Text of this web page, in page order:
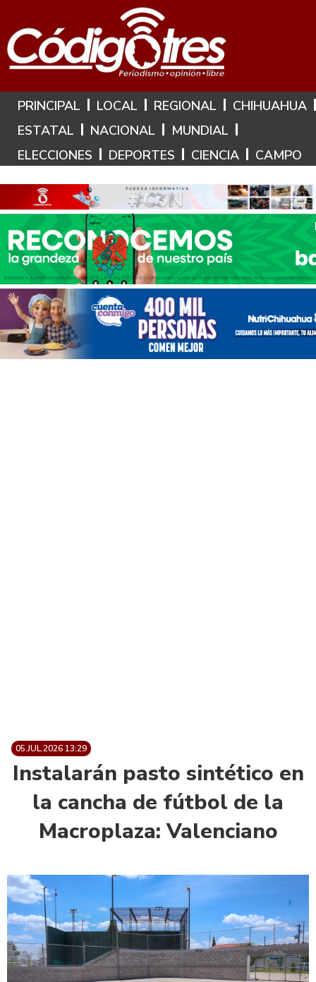
Hoy es: 8 de Agosto de 2026
PRINCIPAL LOCAL REGIONAL
CHIHUAHUA
ESTATAL
NACIONAL
MUNDIAL
ELECCIONES
DEPORTES CIENCIA CAMPO
05.JUL.2026 13:29
Instalarán pasto sintético en
la cancha de fútbol de la
Macroplaza: Valenciano